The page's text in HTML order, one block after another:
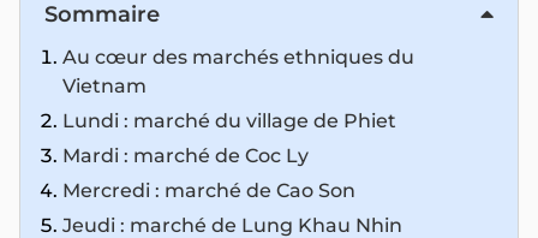
Sommaire
Au cœur des marchés ethniques du
Vietnam
Lundi : marché du village de Phiet
Mardi : marché de Coc Ly
Mercredi : marché de Cao Son
Jeudi : marché de Lung Khau Nhin